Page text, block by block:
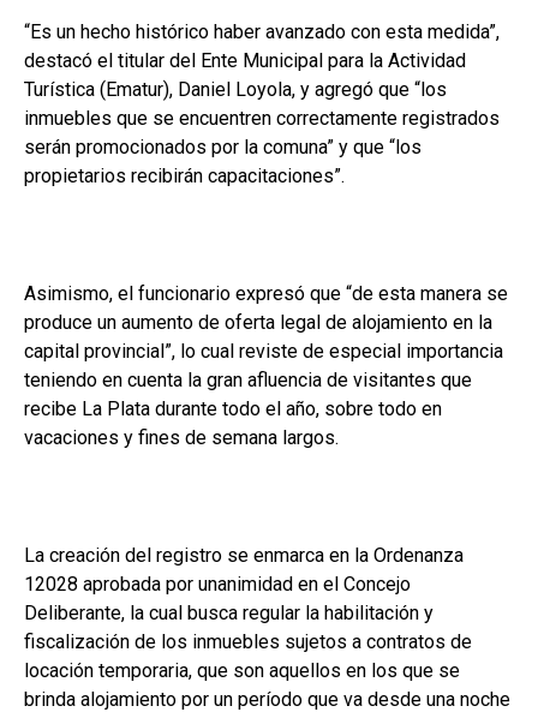
“Es un hecho histórico haber avanzado con esta medida”,
destacó el titular del Ente Municipal para la Actividad
Turística (Ematur), Daniel Loyola, y agregó que “los
inmuebles que se encuentren correctamente registrados
serán promocionados por la comuna” y que “los
propietarios recibirán capacitaciones”.
Asimismo, el funcionario expresó que “de esta manera se
produce un aumento de oferta legal de alojamiento en la
capital provincial”, lo cual reviste de especial importancia
teniendo en cuenta la gran afluencia de visitantes que
recibe La Plata durante todo el año, sobre todo en
vacaciones y fines de semana largos.
La creación del registro se enmarca en la Ordenanza
12028 aprobada por unanimidad en el Concejo
Deliberante, la cual busca regular la habilitación y
fiscalización de los inmuebles sujetos a contratos de
locación temporaria, que son aquellos en los que se
brinda alojamiento por un período que va desde una noche